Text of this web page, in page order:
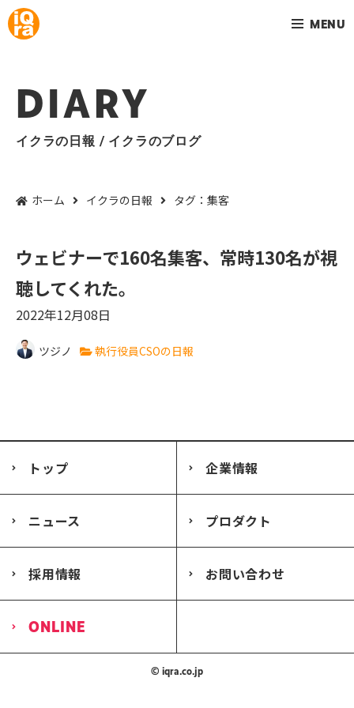
MENU
DIARY
イクラの日報 / イクラのブログ
ホーム イクラの日報 タグ：集客
ウェビナーで160名集客、常時130名が視
聴してくれた。
2022年12月08日
ツジノ 執行役員CSOの日報
トップ 企業情報
ニュース プロダクト
採用情報 お問い合わせ
ONLINE
© iqra.co.jp